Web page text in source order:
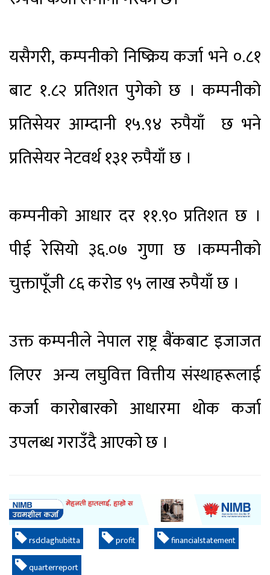
यसैगरी, कम्पनीको निष्क्रिय कर्जा भने ०.८१
बाट १.८२ प्रतिशत पुगेको छ । कम्पनीको
प्रतिसेयर आम्दानी १५.९४ रुपैयाँ छ भने
प्रतिसेयर नेटवर्थ १३१ रुपैयाँ छ ।
कम्पनीको आधार दर ११.९० प्रतिशत छ ।
पीई रेसियो ३६.०७ गुणा छ ।कम्पनीको
चुक्तापूँजी ८६ करोड ९५ लाख रुपैयाँ छ ।
उक्त कम्पनीले नेपाल राष्ट्र बैंकबाट इजाजत
लिएर अन्य लघुवित्त वित्तीय संस्थाहरूलाई
कर्जा कारोबारको आधारमा थोक कर्जा
उपलब्ध गराउँदै आएको छ ।
rsdclaghubitta profit
financialstatement
quarterreport